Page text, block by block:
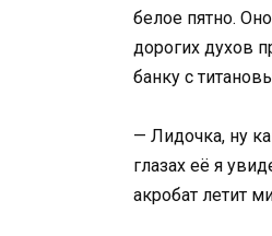
белое пятно.
дорогих духов
банку с
— Лидочка, ну
глазах её я
акробат летит